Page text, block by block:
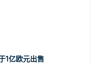
1亿欧元出售